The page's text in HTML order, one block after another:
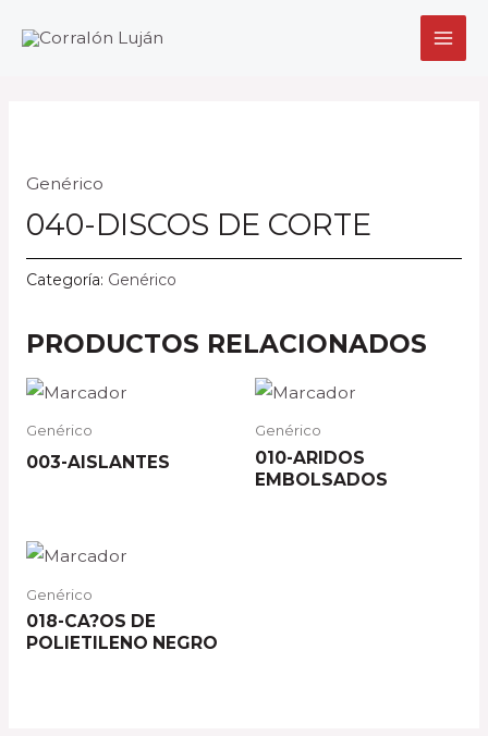
Genérico
040-DISCOS DE CORTE
Categoría: Genérico
PRODUCTOS RELACIONADOS
Genérico
003-AISLANTES
Genérico
010-ARIDOS
EMBOLSADOS
Genérico
018-CA?OS DE
POLIETILENO NEGRO